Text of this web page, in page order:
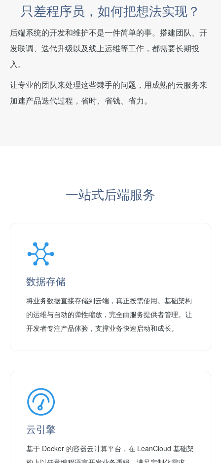
只差程序员，如何把想法实现？
后端系统的开发和维护不是一件简单的事。搭建团队、开
发联调、迭代升级以及线上运维等工作，都需要长期投
入。
让专业的团队来处理这些棘手的问题，用成熟的云服务来
加速产品迭代过程，省时、省钱、省力。
一站式后端服务
数据存储
将业务数据直接存储到云端，真正按需使用。基础架构
的运维与自动的弹性缩放，完全由服务提供者管理。让
开发者专注产品体验，支撑业务快速启动和成长。
云引擎
基于 Docker 的容器云计算平台，在 LeanCloud 基础架